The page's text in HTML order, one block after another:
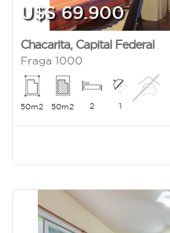
U$S 69.900
Chacarita, Capital Federal
Fraga 1000
50m2 50m2 2 1